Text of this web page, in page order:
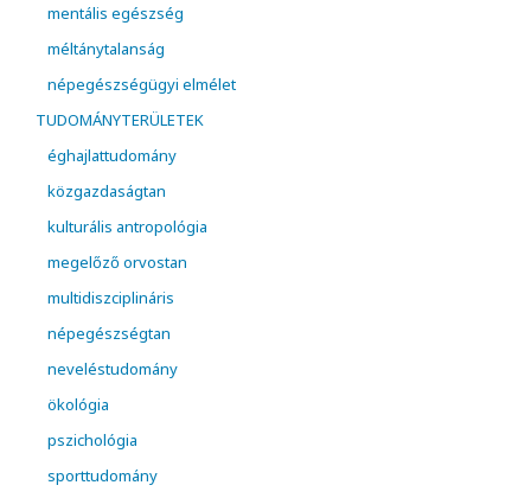
mentális egészség
méltánytalanság
népegészségügyi elmélet
TUDOMÁNYTERÜLETEK
éghajlattudomány
közgazdaságtan
kulturális antropológia
megelőző orvostan
multidiszciplináris
népegészségtan
neveléstudomány
ökológia
pszichológia
sporttudomány